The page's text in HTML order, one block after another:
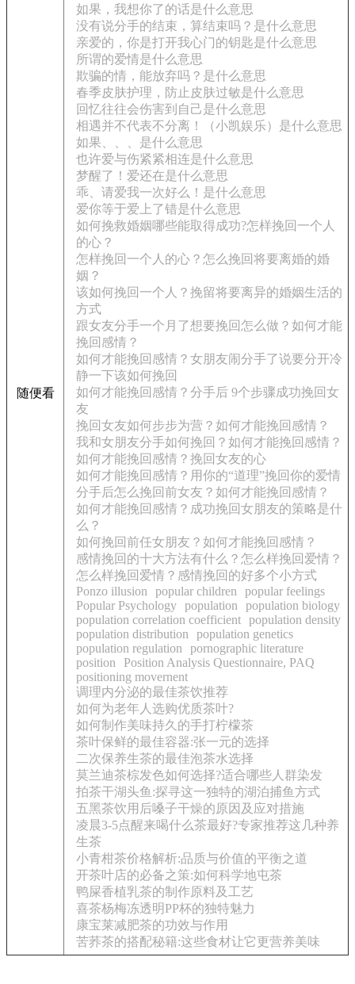
随便看
如果，我想你了的话是什么意思
没有说分手的结束，算结束吗？是什么意思
亲爱的，你是打开我心门的钥匙是什么意思
所谓的爱情是什么意思
欺骗的情，能放弃吗？是什么意思
春季皮肤护理，防止皮肤过敏是什么意思
回忆往往会伤害到自己是什么意思
相遇并不代表不分离！（小凯娱乐）是什么意思
如果、、、是什么意思
也许爱与伤紧紧相连是什么意思
梦醒了！爱还在是什么意思
乖、请爱我一次好么！是什么意思
爱你等于爱上了错是什么意思
如何挽救婚姻哪些能取得成功?怎样挽回一个人
的心？
怎样挽回一个人的心？怎么挽回将要离婚的婚
姻？
该如何挽回一个人？挽留将要离异的婚姻生活的
方式
跟女友分手一个月了想要挽回怎么做？如何才能
挽回感情？
如何才能挽回感情？女朋友闹分手了说要分开冷
静一下该如何挽回
如何才能挽回感情？分手后 9个步骤成功挽回女
友
挽回女友如何步步为营？如何才能挽回感情？
我和女朋友分手如何挽回？如何才能挽回感情？
如何才能挽回感情？挽回女友的心
如何才能挽回感情？用你的“道理”挽回你的爱情
分手后怎么挽回前女友？如何才能挽回感情？
如何才能挽回感情？成功挽回女朋友的策略是什
么？
如何挽回前任女朋友？如何才能挽回感情？
感情挽回的十大方法有什么？怎么样挽回爱情？
怎么样挽回爱情？感情挽回的好多个小方式
Ponzo illusion
popular children
popular feelings
Popular Psychology population
population biology
population correlation coefficient population density
population distribution
population genetics
population regulation
pornographic literature
position
Position Analysis Questionnaire, PAQ
positioning movernent
调理内分泌的最佳茶饮推荐
如何为老年人选购优质茶叶?
如何制作美味持久的手打柠檬茶
茶叶保鲜的最佳容器:张一元的选择
二次保养生茶的最佳泡茶水选择
莫兰迪茶棕发色如何选择?适合哪些人群染发
拍茶干湖头鱼:探寻这一独特的湖泊捕鱼方式
五黑茶饮用后嗓子干燥的原因及应对措施
凌晨3-5点醒来喝什么茶最好?专家推荐这几种养
生茶
小青柑茶价格解析:品质与价值的平衡之道
开茶叶店的必备之策:如何科学地屯茶
鸭屎香植乳茶的制作原料及工艺
喜茶杨梅冻透明PP杯的独特魅力
康宝莱减肥茶的功效与作用
苦荞茶的搭配秘籍:这些食材让它更营养美味